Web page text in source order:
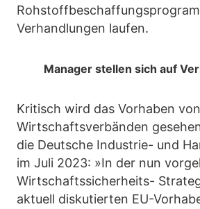
Verhandlungen laufen.
Manager stellen sich auf
Kritisch wird das Vorhaben von
Wirtschaftsverbänden
die Deutsche Industrie- und
im Juli 2023: »In der nun
Wirtschaftssicherheits-
aktuell diskutierten EU-